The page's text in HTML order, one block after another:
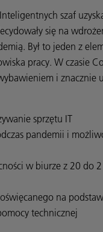
szaf
się na
Był to jeden z
pracy. W czasie
i znacznie
sprzętu IT
pandemii i
w biurze z 20 do 2
na
technicznej